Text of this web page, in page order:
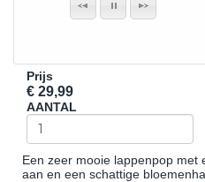
Prijs
€ 29,99
AANTAL
Een zeer mooie lappenpop met
aan en een schattige